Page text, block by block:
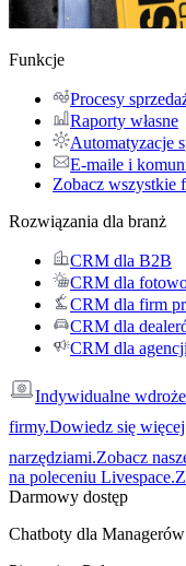
Funkcje
Procesy
Raporty własne
Automatyzacje
E-maile i
Zobacz wszystkie
Rozwiązania dla branż
CRM dla B2B
CRM dla
CRM dla firm
CRM dla
CRM dla
Indywidualne
firmy.Dowiedz się więcej
narzędziami.Zobacz
na poleceniu Livespace.
Darmowy dostęp
Chatboty dla